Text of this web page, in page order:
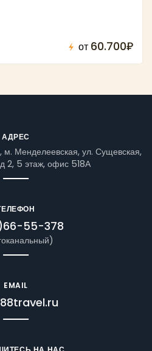
от 60.700₽
АДРЕС
м. Менделеевская, ул. Сущевская,
2, 5 этаж, офис 518А
55-378
EMAIL